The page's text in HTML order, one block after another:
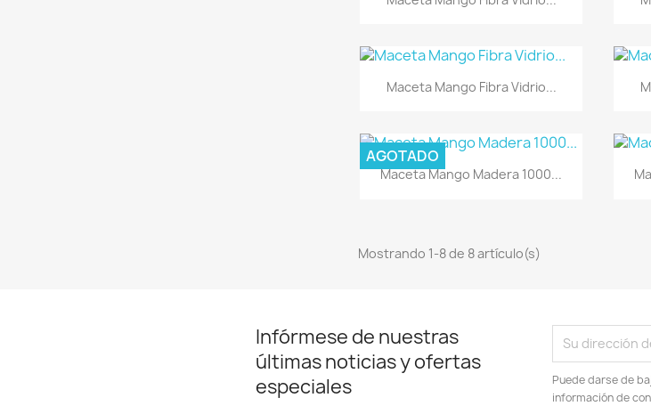
Vista rápida
Maceta Mango Fibra Vidrio...
Vista rápida
Maceta Mango Madera 1000...
AGOTADO
Mostrando 1-8 de 8 artículo(s)
Infórmese de nuestras
últimas noticias y ofertas
especiales
Puede darse de
información de